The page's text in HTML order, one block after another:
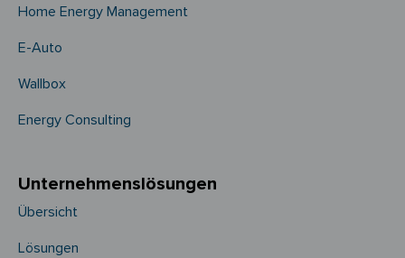
Home Energy Management
E-Auto
Wallbox
Energy Consulting
Unternehmens­­lösungen
Übersicht
Lösungen